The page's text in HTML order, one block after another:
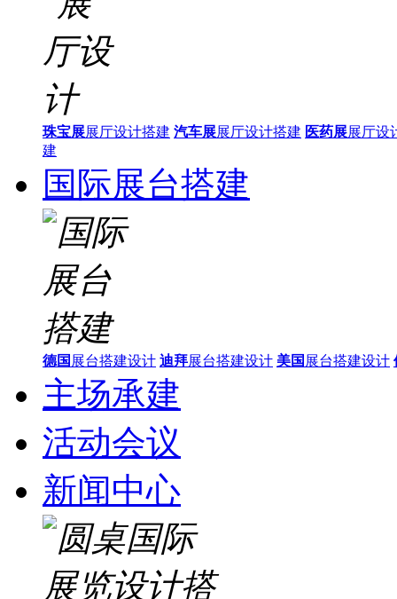
珠宝展展厅设计搭建 汽车展展厅设计搭建 医药展展厅设
建
国际展台搭建
德国 展台搭建设计 迪拜展台搭建设计 美国 展台搭建设计
主场承建
活动会议
新闻中心